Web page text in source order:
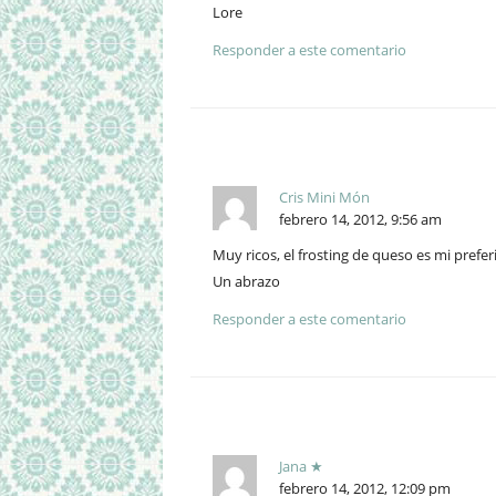
Lore
Responder a este comentario
Cris Mini Món
febrero 14, 2012, 9:56 am
Muy ricos, el frosting de queso es mi
Un abrazo
Responder a este comentario
Jana ★
febrero 14, 2012, 12:09 pm